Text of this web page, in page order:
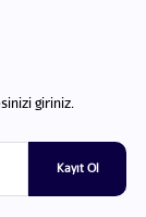
giriniz.
Kayıt Ol